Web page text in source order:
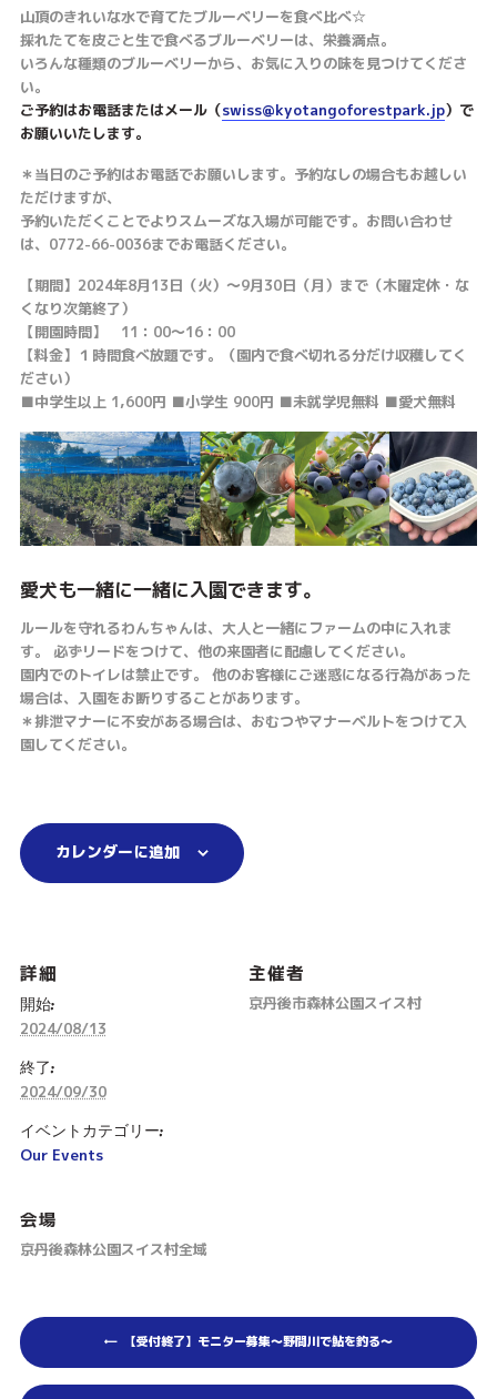
山頂のきれいな水で育てたブルーベリーを食べ比べ☆
採れたてを皮ごと生で食べるブルーベリーは、栄養満点。
いろんな種類のブルーベリーから、お気に入りの味を見つけてくださ
い。
ご予約はお電話またはメール（swiss@kyotangoforestpark.jp）で
お願いいたします。
＊当日のご予約はお電話でお願いします。予約なしの場合もお越しい
ただけますが、
予約いただくことでよりスムーズな入場が可能です。お問い合わせ
は、0772-66-0036までお電話ください。
【期間】2024年8月13日（火）〜9月30日（月）まで（木曜定休・な
くなり次第終了）
【開園時間】 11：00〜16：00
【料金】１時間食べ放題です。（園内で食べ切れる分だけ収穫してく
ださい）
■中学生以上 1,600円 ■小学生 900円 ■未就学児無料 ■愛犬無料
愛犬も一緒に一緒に入園できます。
ルールを守れるわんちゃんは、大人と一緒にファームの中に入れま
す。 必ずリードをつけて、他の来園者に配慮してください。
園内でのトイレは禁止です。 他のお客様にご迷惑になる行為があった
場合は、入園をお断りすることがあります。
＊排泄マナーに不安がある場合は、おむつやマナーベルトをつけて入
園してください。
カレンダーに追加
詳細
開始:
2024/08/13
終了:
2024/09/30
イベントカテゴリー:
Our Events
会場
京丹後森林公園スイス村全域
主催者
京丹後市森林公園スイス村
【受付終了】モニター募集～野間川で鮎を釣る～